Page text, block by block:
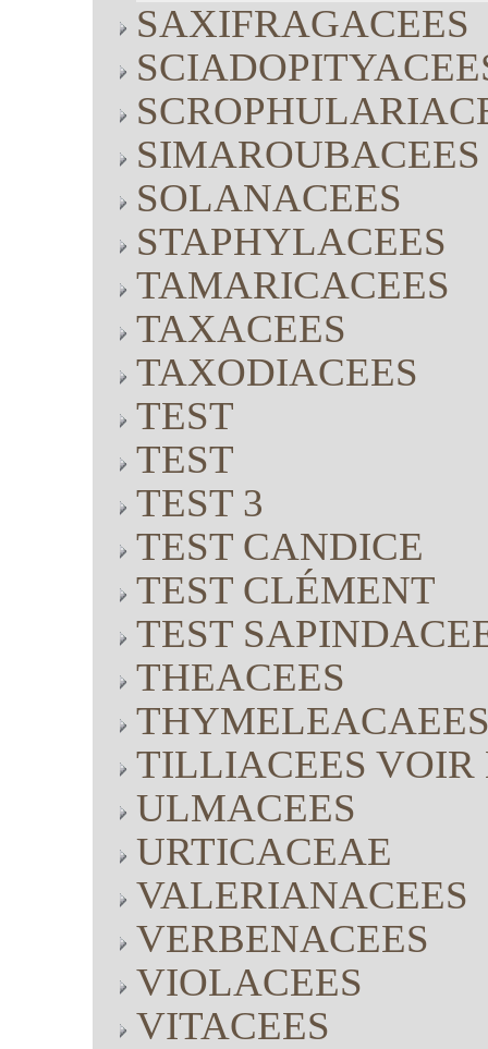
SAXIFRAGACEES
SIMAROUBACEES
SOLANACEES
STAPHYLACEES
TAMARICACEES
TAXACEES
TAXODIACEES
TEST
TEST
TEST 3
TEST CANDICE
TEST CLÉMENT
TEST
THEACEES
TILLIACEES VOIR
ULMACEES
URTICACEAE
VALERIANACEES
VERBENACEES
VIOLACEES
VITACEES